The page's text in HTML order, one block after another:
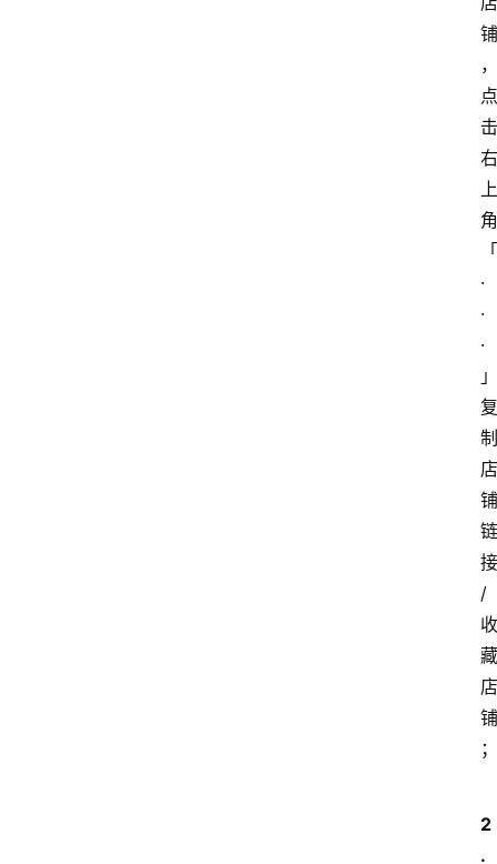
铺
，
点
击
右
上
角
「
·
·
·
」
复
制
店
铺
链
接
/
收
藏
店
铺
；
2
.